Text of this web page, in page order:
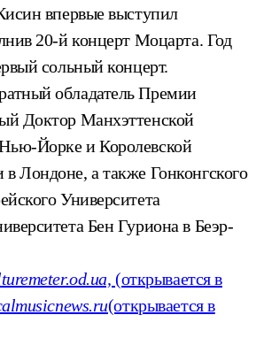
впервые выступил
20-й концерт Моцарта. Год
сольный концерт.
обладатель Премии
Доктор Манхэттенской
Йорке и Королевской
Лондоне, а также Гонконгского
Университета
Бен Гуриона в Беэр-
(открывается в
(открывается в